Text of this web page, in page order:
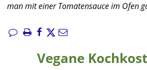
man mit einer Tomatensauce im Ofen
Vegane Kochkost